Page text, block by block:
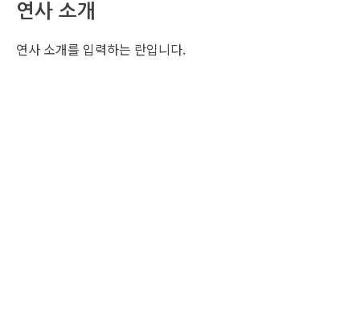
연사 소개
연사 소개를 입력하는 란입니다.